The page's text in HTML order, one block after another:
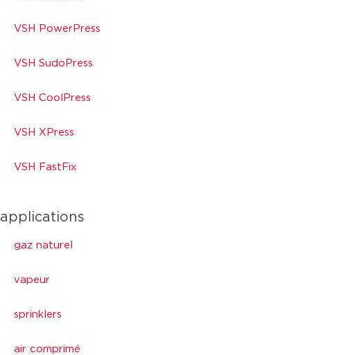
VSH PowerPress
VSH SudoPress
VSH CoolPress
VSH XPress
VSH FastFix
applications
gaz naturel
vapeur
sprinklers
air comprimé